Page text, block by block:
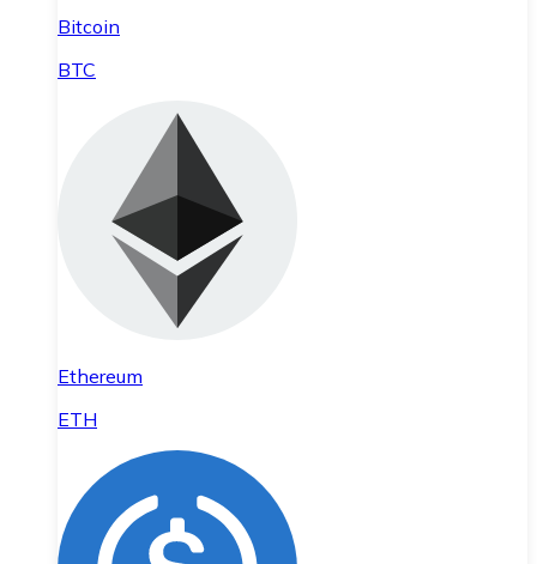
Bitcoin
BTC
Ethereum
ETH